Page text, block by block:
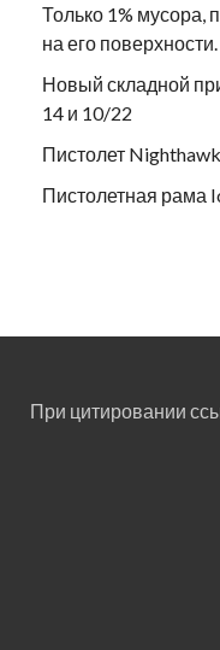
Только 1% мусора,
на его
Новый складной
14 и 10/22
Пистолет
Пистолетная рама
При цитировании